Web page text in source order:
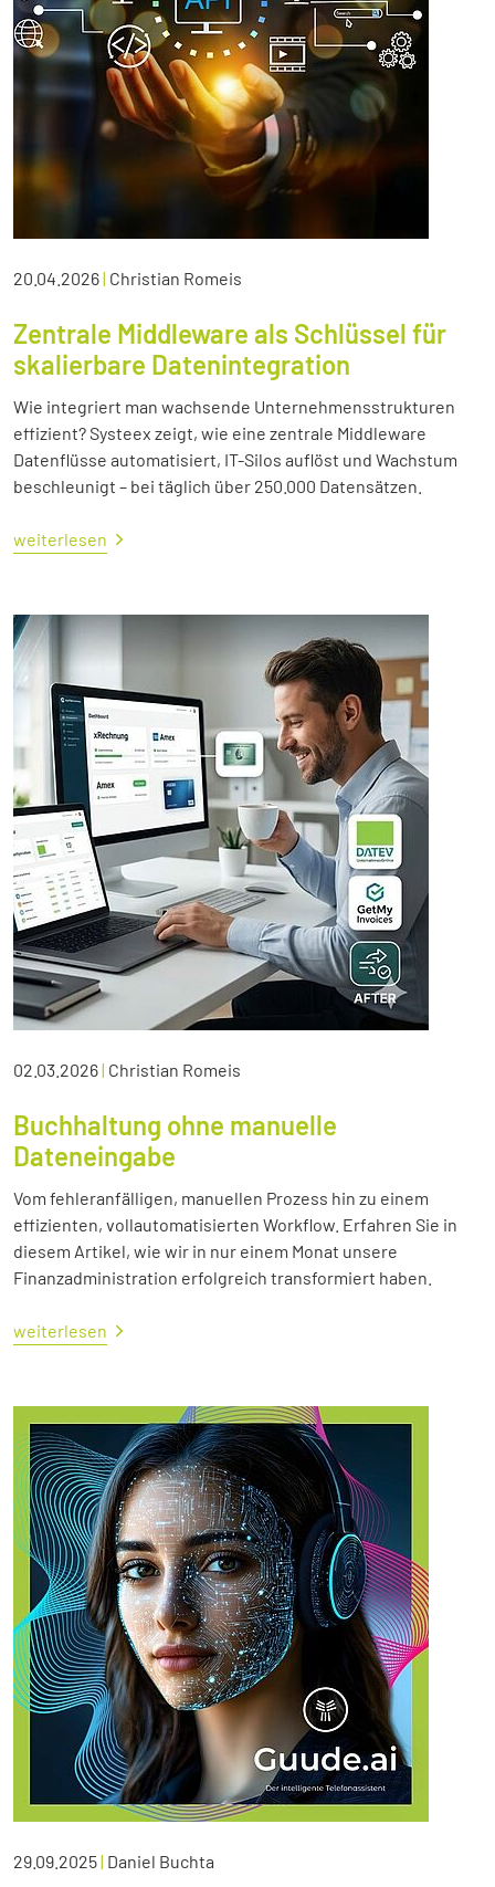
20.04.2026| Christian Romeis
Zentrale Middleware als Schlüssel für
skalierbare Datenintegration
Wie integriert man wachsende Unternehmensstrukturen
effizient? Systeex zeigt, wie eine zentrale Middleware
Datenflüsse automatisiert, IT-Silos auflöst und Wachstum
beschleunigt – bei täglich über 250.000 Datensätzen.
weiterlesen
02.03.2026| Christian Romeis
Buchhaltung ohne manuelle
Dateneingabe
Vom fehleranfälligen, manuellen Prozess hin zu einem
effizienten, vollautomatisierten Workflow. Erfahren Sie in
diesem Artikel, wie wir in nur einem Monat unsere
Finanzadministration erfolgreich transformiert haben.
weiterlesen
29.09.2025| Daniel Buchta